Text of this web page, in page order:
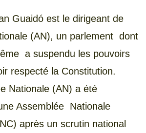
Guaidó est le dirigeant de
(AN), un parlement dont
a suspendu les pouvoirs
respecté la Constitution.
Nationale (AN) a été
Assemblée Nationale
après un scrutin national